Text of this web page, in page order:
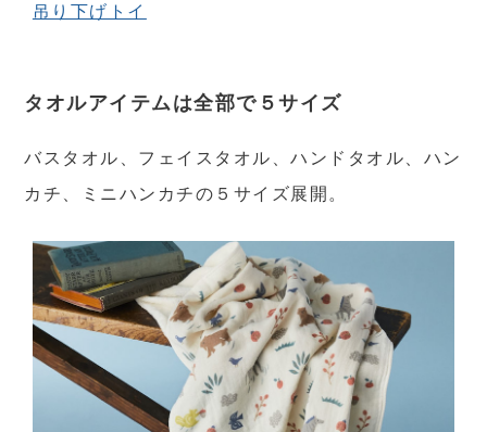
吊り下げトイ
タオルアイテムは全部で５サイズ
バスタオル、フェイスタオル、ハンドタオル、ハン
カチ、ミニハンカチの５サイズ展開。